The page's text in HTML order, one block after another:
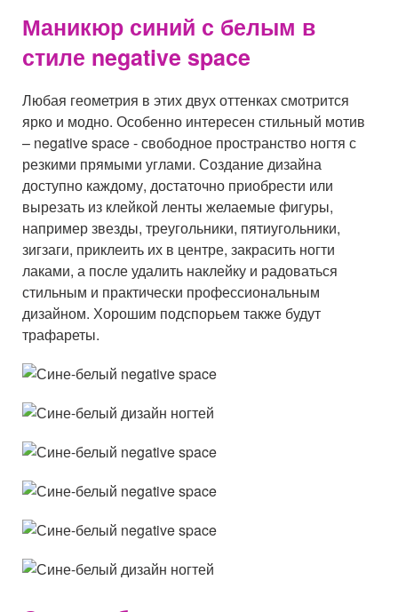
Маникюр синий с белым в
стиле negative space
Любая геометрия в этих двух оттенках смотрится
ярко и модно. Особенно интересен стильный мотив
– negative space - свободное пространство ногтя с
резкими прямыми углами. Создание дизайна
доступно каждому, достаточно приобрести или
вырезать из клейкой ленты желаемые фигуры,
например звезды, треугольники, пятиугольники,
зигзаги, приклеить их в центре, закрасить ногти
лаками, а после удалить наклейку и радоваться
стильным и практически профессиональным
дизайном. Хорошим подспорьем также будут
трафареты.